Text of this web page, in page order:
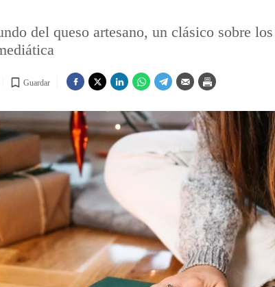
del queso artesano, un clásico sobre
Guardar